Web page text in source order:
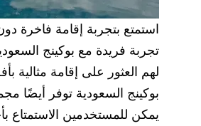
استمتع بتجربة إقامة فاخرة
تجربة فريدة مع بوكينج
لهم العثور على إقامة مثالية
بوكينج السعودية توفر أيضًا
يمكن للمستخدمين الاستمتاع